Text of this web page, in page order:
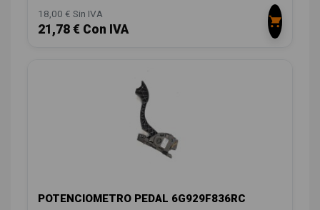
18,00 € Sin IVA
21,78 € Con IVA
POTENCIOMETRO PEDAL 6G929F836RC